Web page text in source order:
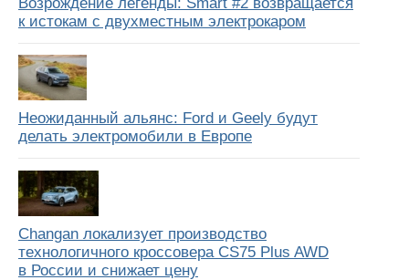
к истокам с двухместным электрокаром
Неожиданный альянс: Ford и Geely будут
делать электромобили в Европе
Changan локализует производство
технологичного кроссовера CS75 Plus AWD
в России и снижает цену